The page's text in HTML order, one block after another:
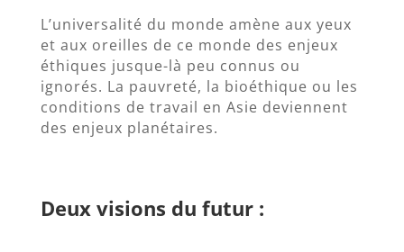
L’universalité du monde amène aux yeux
et aux oreilles de ce monde des enjeux
éthiques jusque-là peu connus ou
ignorés. La pauvreté, la bioéthique ou les
conditions de travail en Asie deviennent
des enjeux planétaires.
Deux visions du futur :